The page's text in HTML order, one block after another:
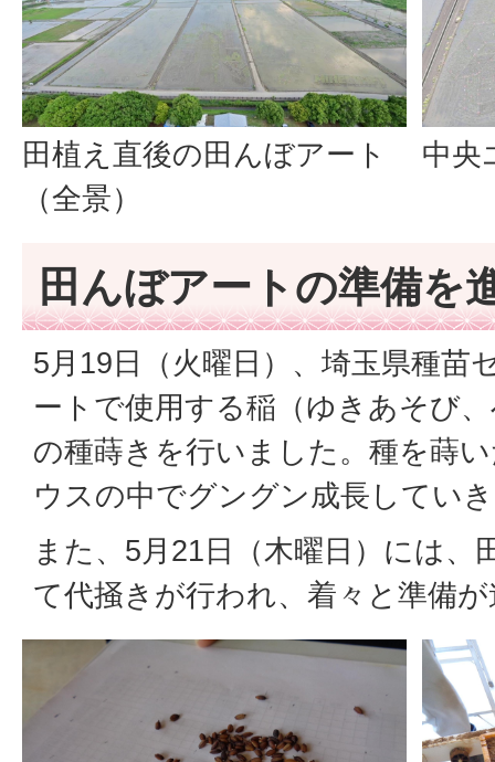
田植え直後の田んぼアート
（全景）
中央
田んぼアートの準備を
5月19日（火曜日）、埼玉県種苗
ートで使用する稲（ゆきあそび
の種蒔きを行いました。種を蒔
ウスの中でグングン成長してい
また、5月21日（木曜日）には、
て代掻きが行われ、着々と準備